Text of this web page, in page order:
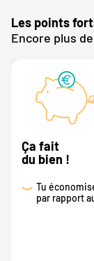
Les points
Encore plus
Ça fait
du bien !
Tu
par rapport